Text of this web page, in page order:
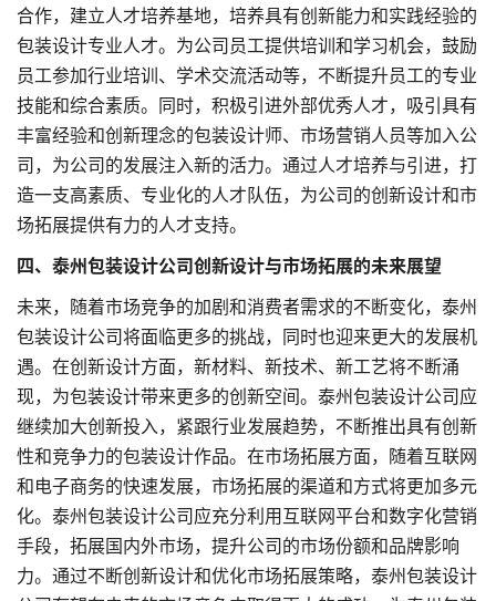
合作，建立人才培养基地，培养具有创新能力和实践经验的
包装设计专业人才。为公司员工提供培训和学习机会，鼓励
员工参加行业培训、学术交流活动等，不断提升员工的专业
技能和综合素质。同时，积极引进外部优秀人才，吸引具有
丰富经验和创新理念的包装设计师、 市场营销人员等加入公
司，为公司的发展注入新的活力。通过人才培养与引进，打
造一支高素质、专业化的人才队伍，为公司的创新设计和市
场拓展提供有力的人才支持。
四、泰州包装设计公司创新设计与市场拓展的未来展望
未来，随着市场竞争的加剧和消费者需求的不断变化，泰州
包装设计公司将面临更多的挑战，同时也迎来更大的发展机
遇。在创新设计方面，新材料、新技术、新工艺将不断涌
现，为包装设计带来更多的创新空间。泰州包装设计公司应
继续加大创新投入，紧跟行业发展趋势，不断推出具有创新
性和竞争力的包装设计作品。在市场拓展方面，随着互联网
和电子商务的快速发展，市场拓展的渠道和方式将更加多元
化。泰州包装设计公司应充分利用互联网平台和数字化营销
手段，拓展国内外市场，提升公司的市场份额和品牌影响
力。通过不断创新设计和优化市场拓展策略，泰州包装设计